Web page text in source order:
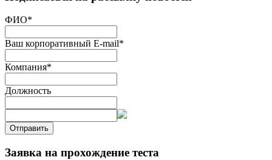
ФИО*
Ваш корпоративный E-mail*
Компания*
Должность
Отправить
Заявка на прохождение теста